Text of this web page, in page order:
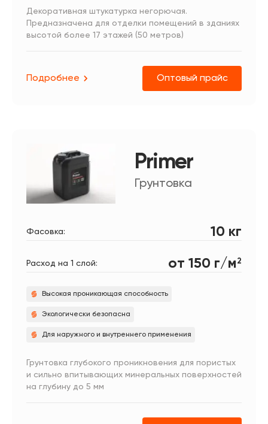
Декоративная штукатурка негорючая.
Предназначена для отделки помещений в зданиях
высотой более 17 этажей (50 метров)
Подробнее Оптовый прайс
Primer
Грунтовка
Фасовка: 10 кг
Расход на 1 слой: от 150 г/м 2
Высокая проникающая способность
Экологически безопасна
Для наружного и внутреннего применения
Грунтовка глубокого проникновения для пористых
и сильно впитывающих минеральных поверхностей
на глубину до 5 мм